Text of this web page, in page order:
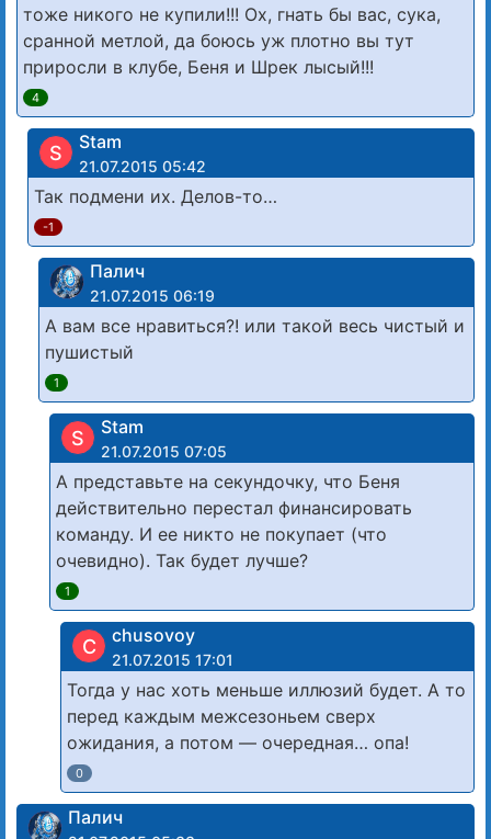
тоже никого не купили!!! Ох, гнать бы вас, сука,
сранной метлой, да боюсь уж плотно вы тут
приросли в клубе, Беня и Шрек лысый!!!
4
S Stam
21.07.2015 05:42
Так подмени их. Делов-то…
-1
Палич
21.07.2015 06:19
А вам все нравиться?! или такой весь чистый и
пушистый
1
S Stam
21.07.2015 07:05
А представьте на секундочку, что Беня
действительно перестал финансировать
команду. И ее никто не покупает (что
очевидно). Так будет лучше?
1
C chusovoy
21.07.2015 17:01
Тогда у нас хоть меньше иллюзий будет. А то
перед каждым межсезоньем сверх
ожидания, а потом — очередная… опа!
0
Палич